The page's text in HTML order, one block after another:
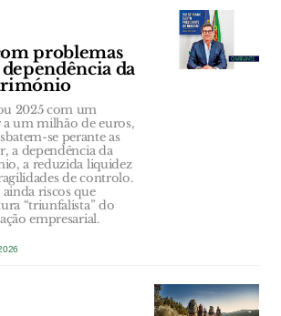
problemas
da
2025 com um
um milhão de euros,
se perante as
a dependência da
a reduzida liquidez
de controlo.
riscos que
“triunfalista” do
empresarial.